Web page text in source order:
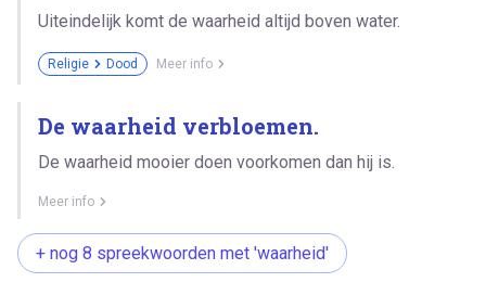
Uiteindelijk komt de waarheid altijd boven water.
Religie Dood Meer info
De waarheid verbloemen.
De waarheid mooier doen voorkomen dan hij is.
Meer info
+ nog 8 spreekwoorden met 'waarheid'